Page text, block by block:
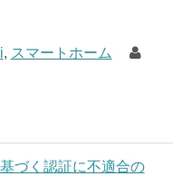
, スマートホーム
づく認証に不適合の